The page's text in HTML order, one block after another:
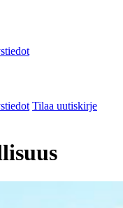
Tilaa uutiskirje